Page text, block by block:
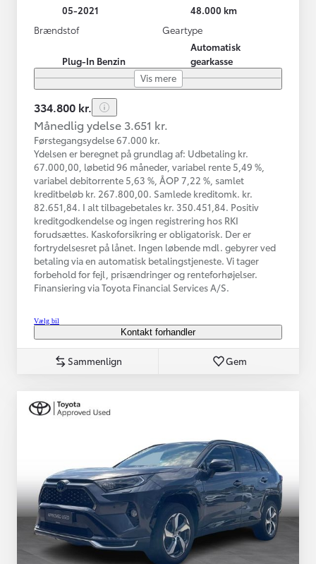
05-2021
48.000 km
Brændstof
Plug-In Benzin
Geartype
Automatisk
gearkasse
Vis mere
334.800 kr.
Månedlig ydelse 3.651 kr.
Førstegangsydelse 67.000 kr.
Ydelsen er beregnet på grundlag af: Udbetaling kr.
67.000,00, løbetid 96 måneder, variabel rente 5,49 %,
variabel debitorrente 5,63 %, ÅOP 7,22 %, samlet
kreditbeløb kr. 267.800,00. Samlede kreditomk. kr.
82.651,84. I alt tilbagebetales kr. 350.451,84. Positiv
kreditgodkendelse og ingen registrering hos RKI
forudsættes. Kaskoforsikring er obligatorisk. Der er
fortrydelsesret på lånet. Ingen løbende mdl. gebyrer ved
betaling via en automatisk betalingstjeneste. Vi tager
forbehold for fejl, prisændringer og renteforhøjelser.
Finansiering via Toyota Financial Services A/S.
Vælg bil
Kontakt forhandler
Sammenlign Gem